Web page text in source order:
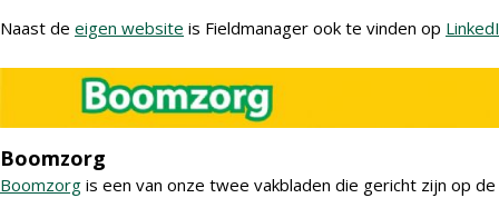
Naast de eigen website is Fieldmanager ook te vinden op
Boomzorg
Boomzorg is een van onze twee vakbladen die gericht zijn op